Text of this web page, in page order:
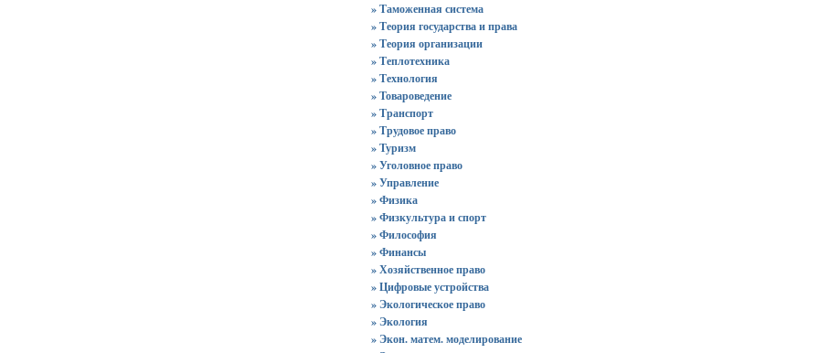
» Таможенная система
» Теория государства и права
» Теория организации
» Теплотехника
» Технология
» Товароведение
» Транспорт
» Трудовое право
» Туризм
» Уголовное право
» Управление
» Физика
» Физкультура и спорт
» Философия
» Финансы
» Хозяйственное право
» Цифровые устройства
» Экологическое право
» Экология
» Экон. матем. моделирование